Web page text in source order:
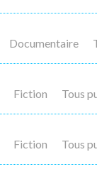
Documentaire
Fiction Tous
Fiction Tous